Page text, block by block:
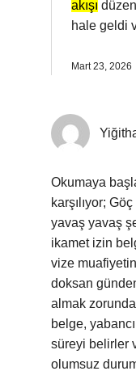
akışı
hale geldi
Mart 23, 2026
Okumaya
karşılıyor;
yavaş yavaş
ikamet izin
vize
doksan
almak
belge,
süreyi belirler
olumsuz